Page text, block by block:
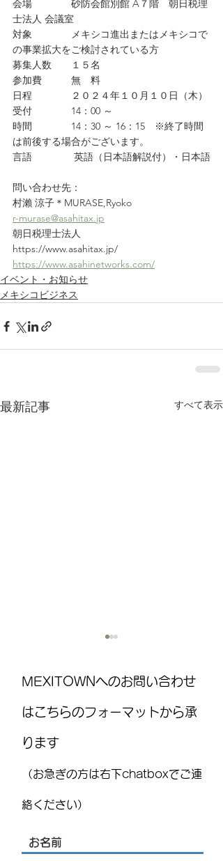
会場　　　　砂防会館別館 A７階　朝日税理
士法人 会議室
対象　　　　メキシコ進出またはメキシコで
の事業拡大をご検討されている方
募集人数　　１５名
参加費　　　無　料
日程　　　　２０２４年１０月１０日（木）
受付　　　　14：00 ～
時間　　　　14：30 ～ 16：15　※終了時間
は前後する場合がございます。
言語　　　　 英語（日本語解説付）・日本語
問い合わせ先：
村瀨 涼子＊MURASE,Ryoko
r-murase@asahitax.jp
朝日税理士法人
https://www.asahitax.jp/
https://www.asahinetworks.com/
イベント・お知らせ
メキシコビジネス
最新記事 すべて表示
MEXITOWN：メキシコの駐在
員向けアンケート
MEXITOWNへのお問い合わせ
はこちらのフォーマットから承
ります
（お急ぎの方は右下chatboxでご連
絡ください）